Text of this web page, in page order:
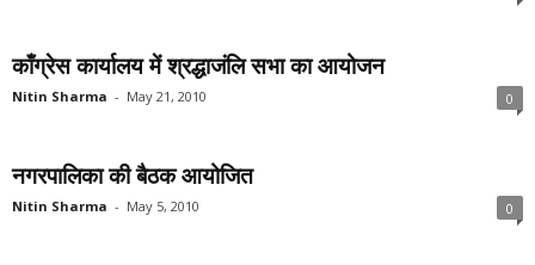
काँग्रेस कार्यालय में श्रद्धाजंलि सभा का आयोजन
Nitin Sharma - May 21, 2010 0
नगरपालिका की बैठक आयोजित
Nitin Sharma - May 5, 2010 0